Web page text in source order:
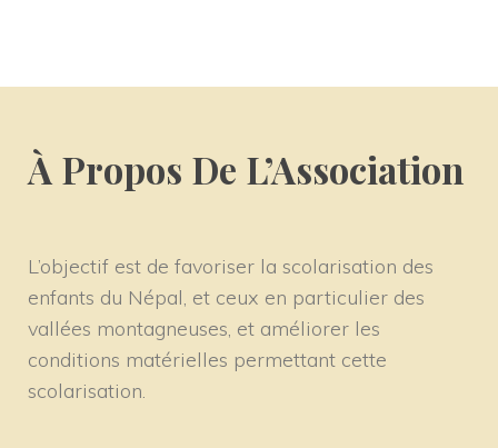
À Propos De L’Association
L’objectif est de favoriser la scolarisation des
enfants du Népal, et ceux en particulier des
vallées montagneuses, et améliorer les
conditions matérielles permettant cette
scolarisation.